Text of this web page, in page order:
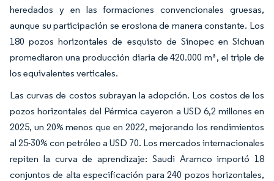
heredados y en las formaciones convencionales gruesas,
aunque su participación se erosiona de manera constante. Los
180 pozos horizontales de esquisto de Sinopec en Sichuan
promediaron una producción diaria de 420.000 m³, el triple de
los equivalentes verticales.
Las curvas de costos subrayan la adopción. Los costos de los
pozos horizontales del Pérmica cayeron a USD 6,2 millones en
2025, un 20% menos que en 2022, mejorando los rendimientos
al 25-30% con petróleo a USD 70. Los mercados internacionales
repiten la curva de aprendizaje: Saudi Aramco importó 18
conjuntos de alta especificación para 240 pozos horizontales,